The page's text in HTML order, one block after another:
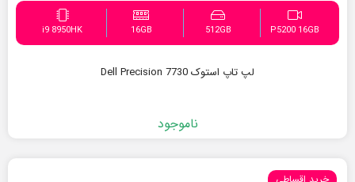
P5200 16GB
512GB
16GB
i9 8950HK
لپ تاپ استوک Dell Precision 7730
ناموجود